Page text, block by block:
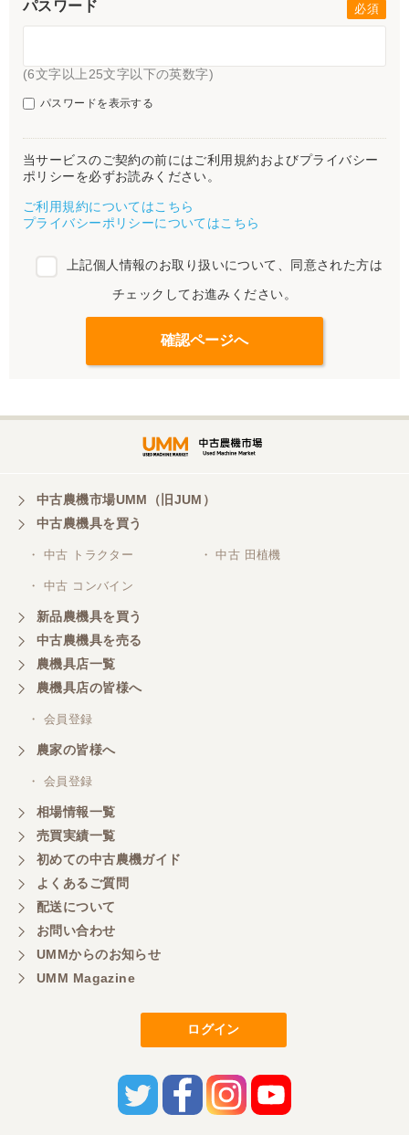
パスワード
(6文字以上25文字以下の英数字)
パスワードを表示する
当サービスのご契約の前にはご利用規約およびプライバシー
ポリシーを必ずお読みください。
ご利用規約についてはこちら
プライバシーポリシーについてはこちら
上記個人情報のお取り扱いについて、同意された方は
チェックしてお進みください。
中古農機市場UMM（旧JUM）
中古農機具を買う
・ 中古 トラクター ・ 中古 田植機
・ 中古 コンバイン
新品農機具を買う
中古農機具を売る
農機具店一覧
農機具店の皆様へ
・ 会員登録
農家の皆様へ
・ 会員登録
相場情報一覧
売買実績一覧
初めての中古農機ガイド
よくあるご質問
配送について
お問い合わせ
UMMからのお知らせ
UMM Magazine
ログイン